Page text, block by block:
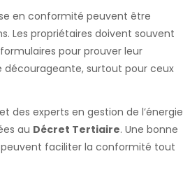
en conformité peuvent être
Les propriétaires doivent souvent
pour prouver leur
surtout pour ceux
des experts en gestion de l’énergie
au Décret Tertiaire. Une bonne
faciliter la conformité tout